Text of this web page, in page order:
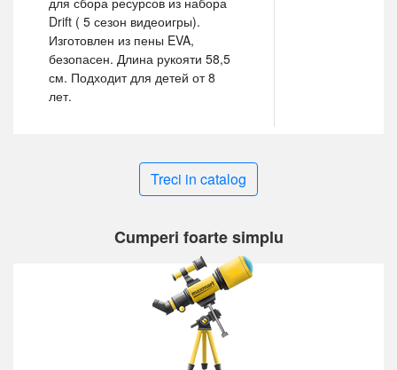
Drift ( 5 сезон видеоигры).
Изготовлен из пены EVA,
безопасен. Длина рукояти 58,5
см. Подходит для детей от 8
лет.
Treci in catalog
Cumperi foarte simplu